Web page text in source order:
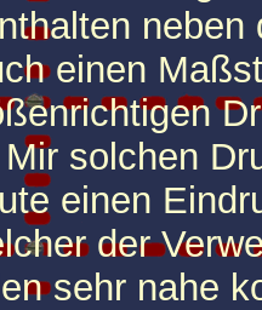
neben
einen
solchen
einen
der
sehr nahe